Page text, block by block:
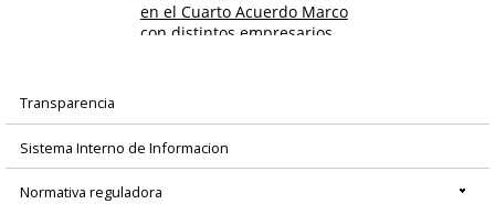
Menú
principal
Transparencia
Sistema Interno de Informacion
Normativa reguladora